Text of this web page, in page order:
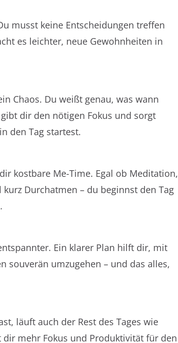
musst keine Entscheidungen treffen
es leichter, neue Gewohnheiten in
Chaos. Du weißt genau, was wann
dir den nötigen Fokus und sorgt
den Tag startest.
kostbare Me-Time. Egal ob Meditation,
Durchatmen – du beginnst den Tag
Ein klarer Plan hilft dir, mit
souverän umzugehen – und das alles,
läuft auch der Rest des Tages wie
mehr Fokus und Produktivität für den